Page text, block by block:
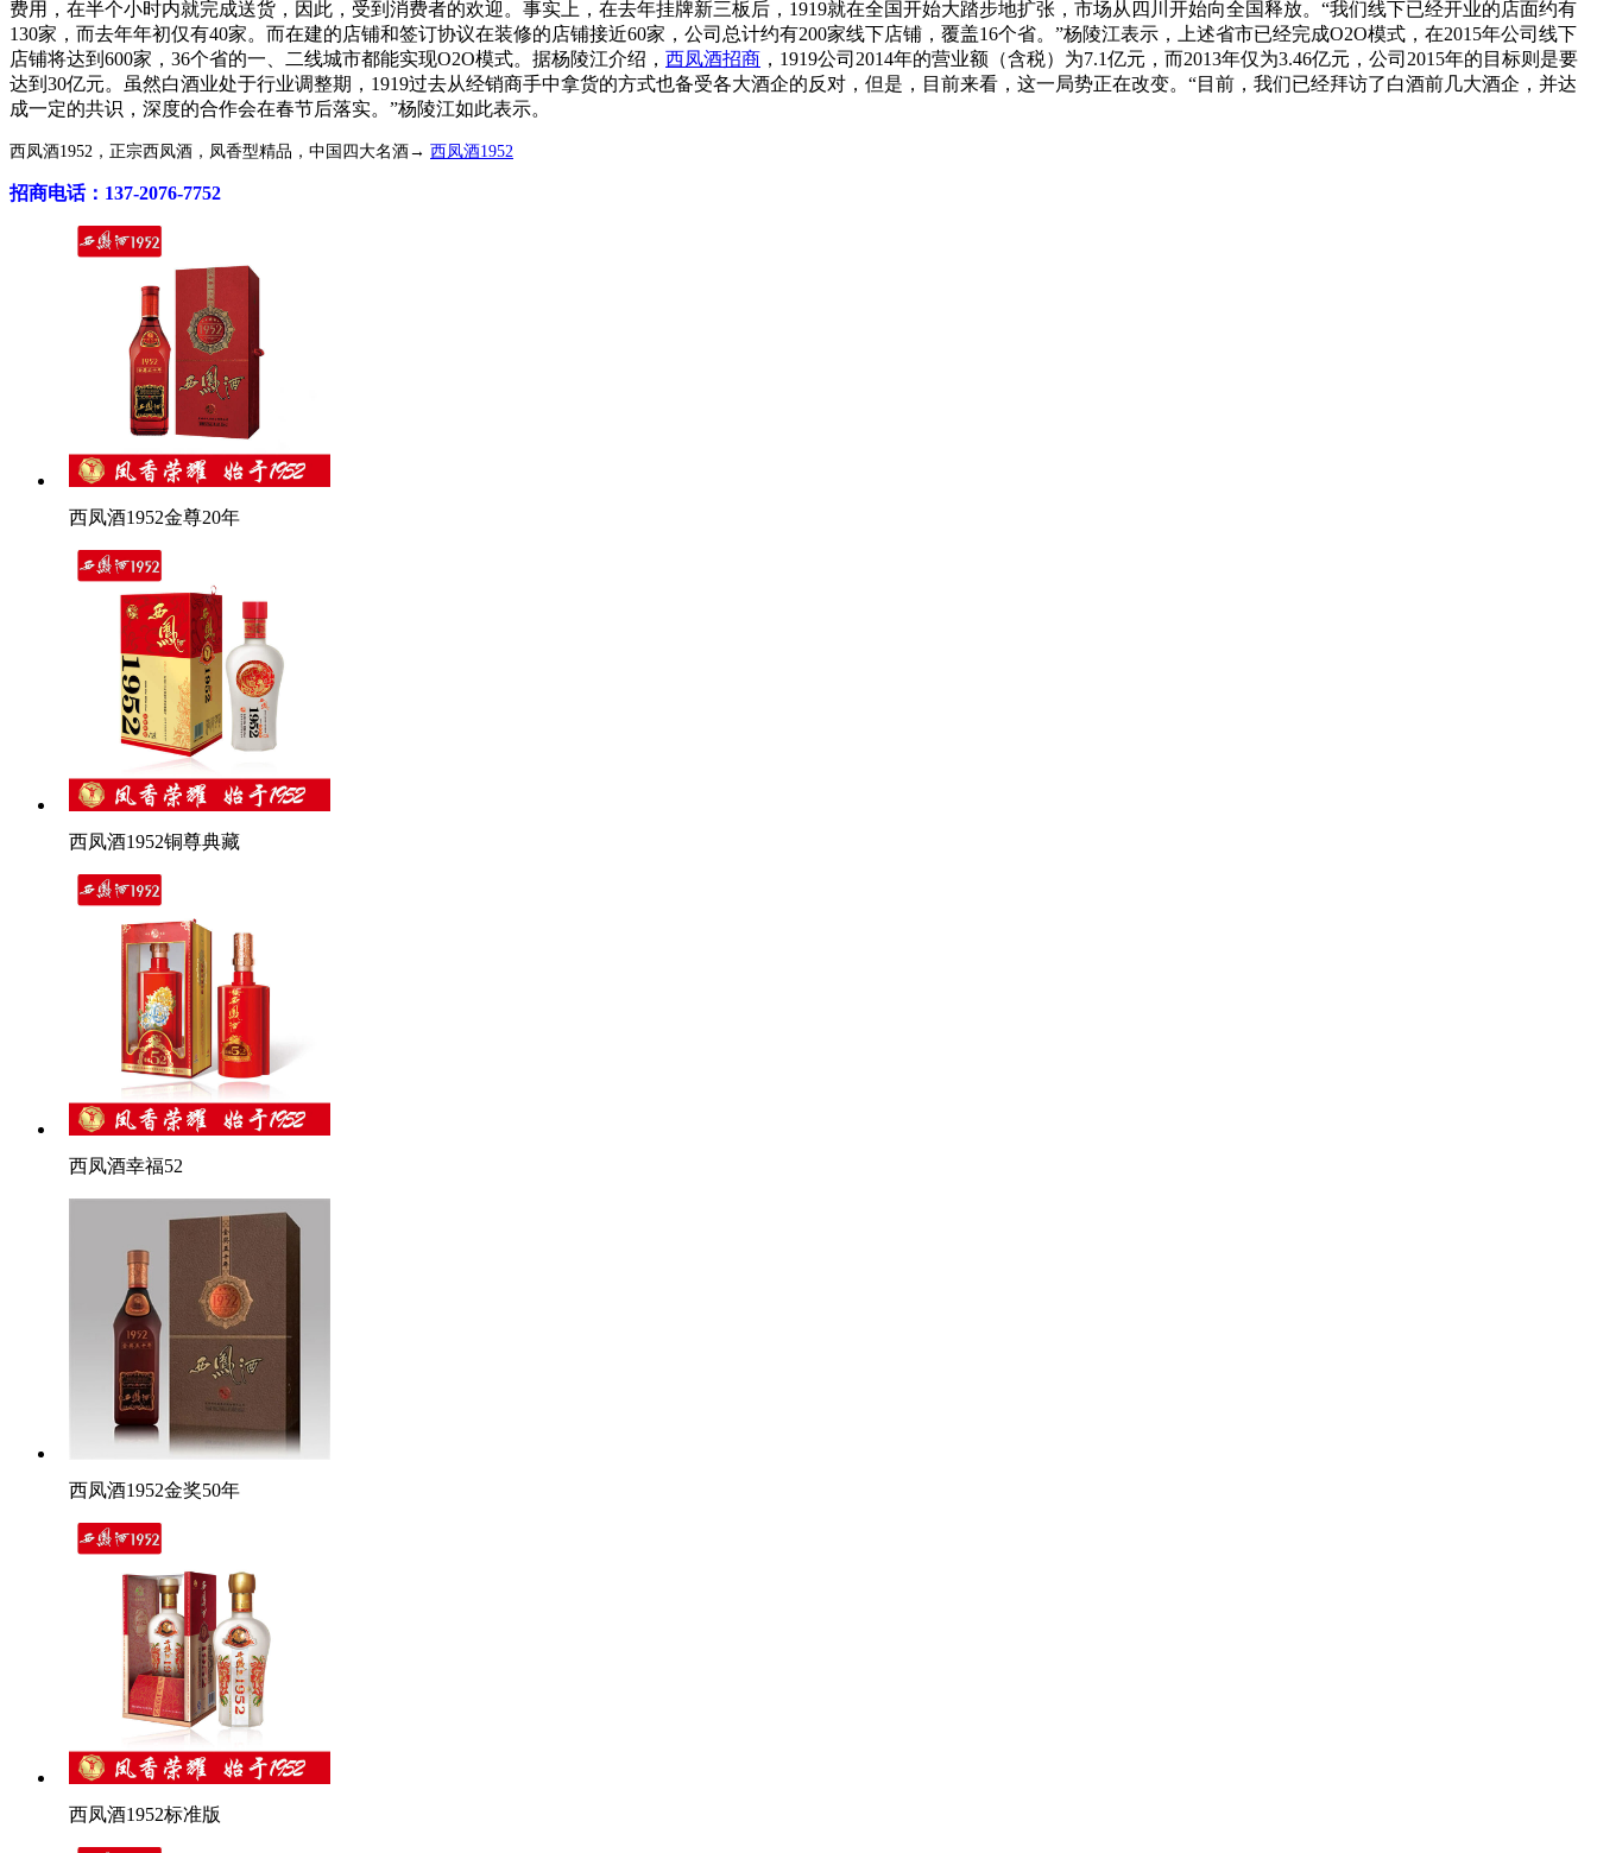
费用，在半个小时内就完成送货，因此，受到消费者的欢迎。事实上，在去年挂牌新三板后，1919就在全国开始大踏步地扩张，市场从四川开始向全国释放。“我们线下已经开业的店面约有
130家，而去年年初仅有40家。而在建的店铺和签订协议在装修的店铺接近60家，公司总计约有200家线下店铺，覆盖16个省。”杨陵江表示，上述省市已经完成O2O模式，在2015年公司线下
店铺将达到600家，36个省的一、二线城市都能实现O2O模式。据杨陵江介绍， 西凤酒招商 ，1919公司2014年的营业额（含税）为7.1亿元，而2013年仅为3.46亿元，公司2015年的目标则是要
达到30亿元。虽然白酒业处于行业调整期，1919过去从经销商手中拿货的方式也备受各大酒企的反对，但是，目前来看，这一局势正在改变。“目前，我们已经拜访了白酒前几大酒企，并达
成一定的共识，深度的合作会在春节后落实。”杨陵江如此表示。
西凤酒1952，正宗西凤酒，凤香型精品，中国四大名酒→ 西凤酒1952
招商电话：137-2076-7752
西凤酒1952金尊20年
西凤酒1952铜尊典藏
西凤酒幸福52
西凤酒1952金奖50年
西凤酒1952标准版